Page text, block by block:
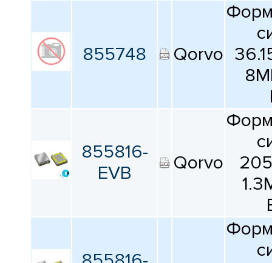
855748 Qorvo
855816-
EVB
Qorvo